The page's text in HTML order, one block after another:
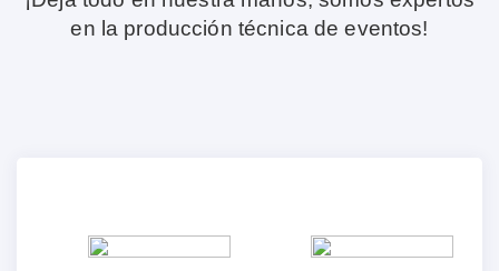
en la producción técnica de eventos!